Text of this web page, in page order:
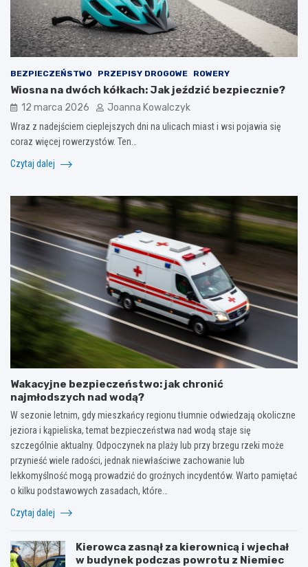
BEZPIECZEŃSTWO PRZEPISY DROGOWE ROWERY
Wiosna na dwóch kółkach: Jak jeździć bezpiecznie?
12 marca 2026 Joanna Kowalczyk
Wraz z nadejściem cieplejszych dni na ulicach miast i wsi pojawia się
coraz więcej rowerzystów. Ten…
Czytaj dalej
Wakacyjne bezpieczeństwo: jak chronić
najmłodszych nad wodą?
W sezonie letnim, gdy mieszkańcy regionu tłumnie odwiedzają okoliczne
jeziora i kąpieliska, temat bezpieczeństwa nad wodą staje się
szczególnie aktualny. Odpoczynek na plaży lub przy brzegu rzeki może
przynieść wiele radości, jednak niewłaściwe zachowanie lub
lekkomyślność mogą prowadzić do groźnych incydentów. Warto pamiętać
o kilku podstawowych zasadach, które…
Czytaj dalej
Kierowca zasnął za kierownicą i wjechał
w budynek podczas powrotu z Niemiec